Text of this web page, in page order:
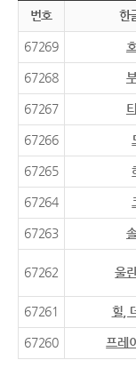
번호 한
67269
67268
67267
67266
67265
67264
67263
67262 울
67261 힐,
67260 프레